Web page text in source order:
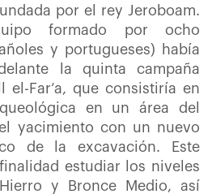
por el rey Jeroboam.
formado por ocho
y portugueses) había
la quinta campaña
el-Far’a, que consistiría en
en un área del
yacimiento con un nuevo
de la excavación. Este
estudiar los niveles
y Bronce Medio, así